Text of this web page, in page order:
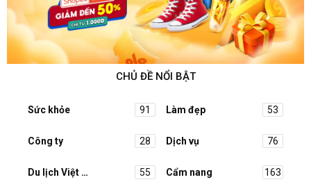
CHỦ ĐỀ NỔI BẬT
Sức khỏe 91 Làm đẹp 53
Công ty 28 Dịch vụ 76
Du lịch Việt Nam 55 Cẩm nang 163